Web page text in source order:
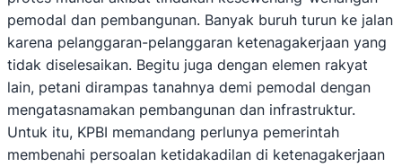
pemodal dan pembangunan. Banyak buruh turun ke jalan
karena pelanggaran-pelanggaran ketenagakerjaan yang
tidak diselesaikan. Begitu juga dengan elemen rakyat
lain, petani dirampas tanahnya demi pemodal dengan
mengatasnamakan pembangunan dan infrastruktur.
Untuk itu, KPBI memandang perlunya pemerintah
membenahi persoalan ketidakadilan di ketenagakerjaan